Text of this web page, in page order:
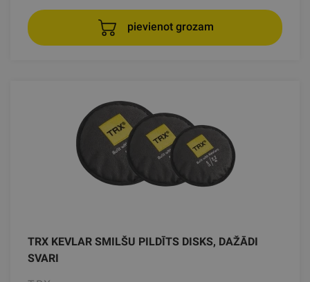
pievienot grozam
TRX KEVLAR SMILŠU PILDĪTS DISKS, DAŽĀDI
SVARI